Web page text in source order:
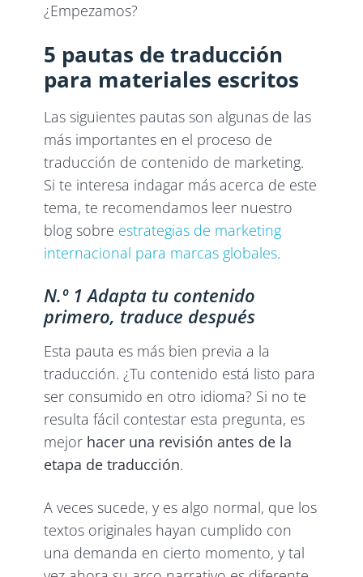
¿Empezamos?
5 pautas de traducción
para materiales escritos
Las siguientes pautas son algunas de las
más importantes en el proceso de
traducción de contenido de marketing.
Si te interesa indagar más acerca de este
tema, te recomendamos leer nuestro
blog sobre estrategias de marketing
internacional para marcas globales.
N.º 1 Adapta tu contenido
primero, traduce después
Esta pauta es más bien previa a la
traducción. ¿Tu contenido está listo para
ser consumido en otro idioma? Si no te
resulta fácil contestar esta pregunta, es
mejor hacer una revisión antes de la
etapa de traducción.
A veces sucede, y es algo normal, que los
textos originales hayan cumplido con
una demanda en cierto momento, y tal